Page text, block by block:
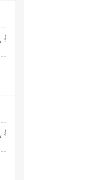
舉
舉